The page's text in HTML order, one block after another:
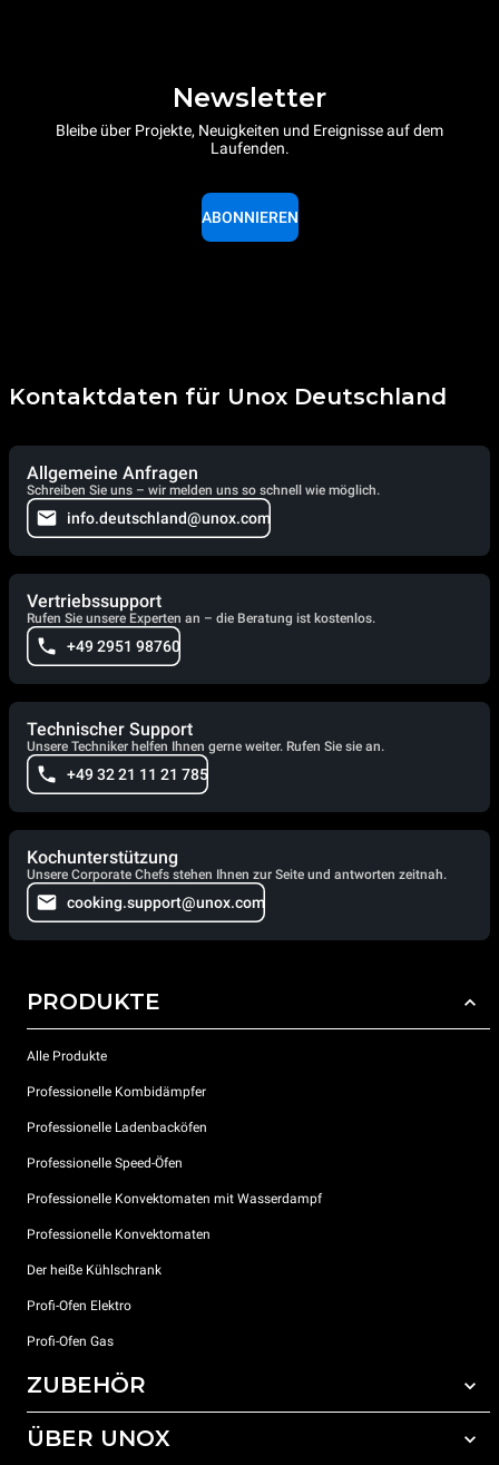
Newsletter
Bleibe über Projekte, Neuigkeiten und Ereignisse auf dem
Laufenden.
ABONNIEREN
Kontaktdaten für Unox Deutschland
Allgemeine Anfragen
Schreiben Sie uns – wir melden uns so schnell wie möglich.
info.deutschland@unox.com
Vertriebssupport
Rufen Sie unsere Experten an – die Beratung ist kostenlos.
+49 2951 98760
Technischer Support
Unsere Techniker helfen Ihnen gerne weiter. Rufen Sie sie an.
+49 32 21 11 21 785
Kochunterstützung
Unsere Corporate Chefs stehen Ihnen zur Seite und antworten zeitnah.
cooking.support@unox.com
PRODUKTE
Alle Produkte
Professionelle Kombidämpfer
Professionelle Ladenbacköfen
Professionelle Speed-Öfen
Professionelle Konvektomaten mit Wasserdampf
Professionelle Konvektomaten
Der heiße Kühlschrank
Profi-Ofen Elektro
Profi-Ofen Gas
ZUBEHÖR
Gesamtes Zubehör
ÜBER UNOX